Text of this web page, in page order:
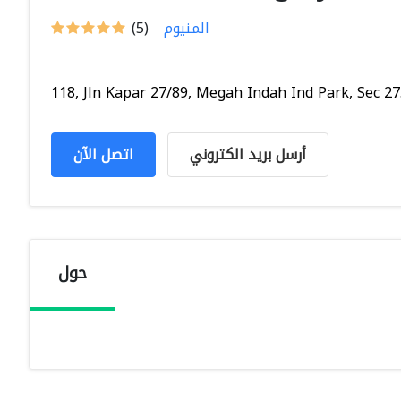
(5) المنيوم
118, Jln Kapar 27/89, Megah Indah Ind Park, Sec
اتصل الآن أرسل بريد الكتروني
حول